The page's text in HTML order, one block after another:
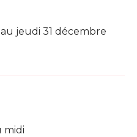
jeudi 31 décembre
midi